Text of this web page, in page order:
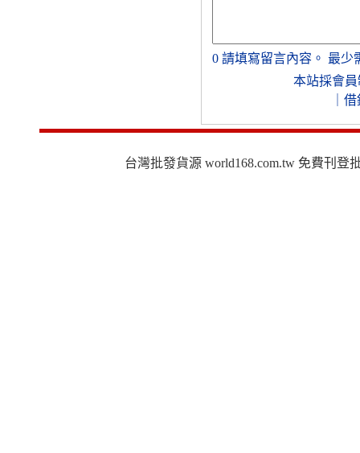
0 請填寫留言內容。 最少
本站採會員
借
台灣批發貨源 world168.com.tw 免費刊登